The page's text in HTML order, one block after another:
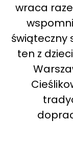
wraca
świąteczny
ten z